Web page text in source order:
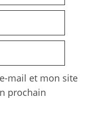
mail et mon site
prochain